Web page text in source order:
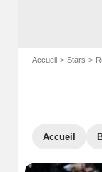
Accueil Stars
Accueil